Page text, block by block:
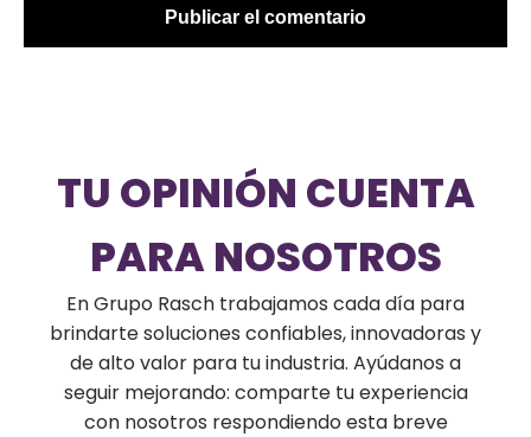
TU OPINIÓN CUENTA
PARA NOSOTROS
En Grupo Rasch trabajamos cada día para
brindarte soluciones confiables, innovadoras y
de alto valor para tu industria. Ayúdanos a
seguir mejorando: comparte tu experiencia
con nosotros respondiendo esta breve